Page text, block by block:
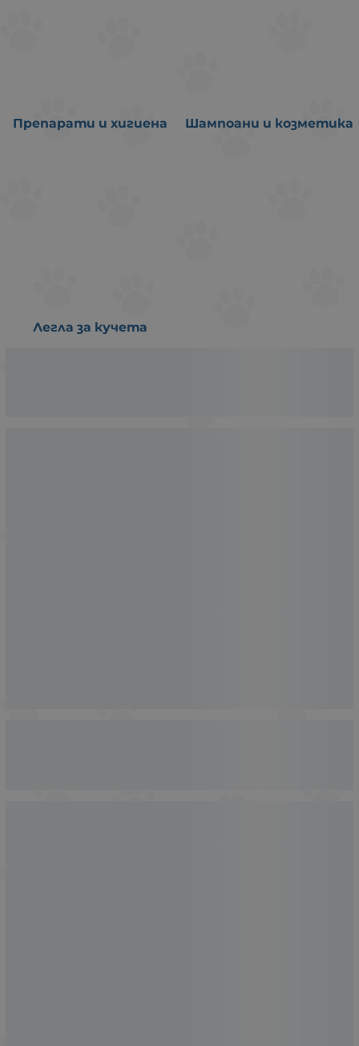
Препарати и хигиена Шампоани и козметика
Легла за кучета